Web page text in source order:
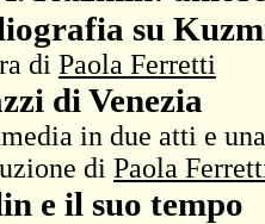
su
di Paola Ferretti
di Venezia
in due atti e
di Paola
e il suo tempo